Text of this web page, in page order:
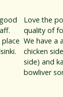
Love the
quality of
We have a
chicken
side) and
bowliver